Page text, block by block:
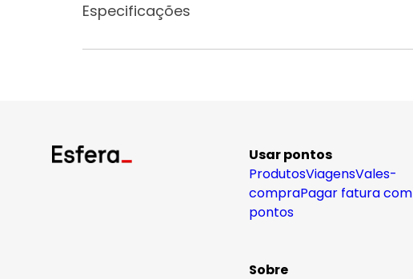
Especificações
Usar pontos
ProdutosViagensVales-
compraPagar fatura com
pontos
Sobre